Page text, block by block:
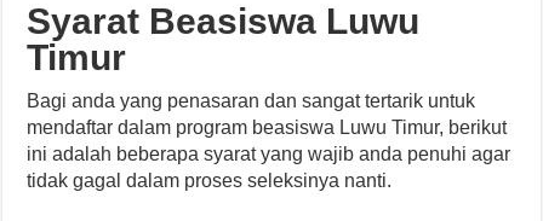
Syarat Beasiswa Luwu
Timur
Bagi anda yang penasaran dan sangat tertarik untuk
mendaftar dalam program beasiswa Luwu Timur, berikut
ini adalah beberapa syarat yang wajib anda penuhi agar
tidak gagal dalam proses seleksinya nanti.